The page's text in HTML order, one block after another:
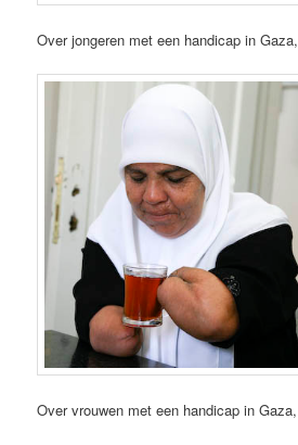
Over jongeren met een handicap in Gaza,
Over vrouwen met een handicap in Gaza,